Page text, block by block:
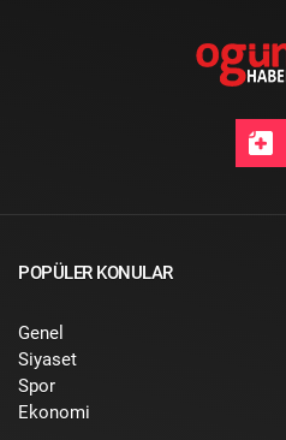
POPÜLER KONULAR
Genel
Siyaset
Spor
Ekonomi